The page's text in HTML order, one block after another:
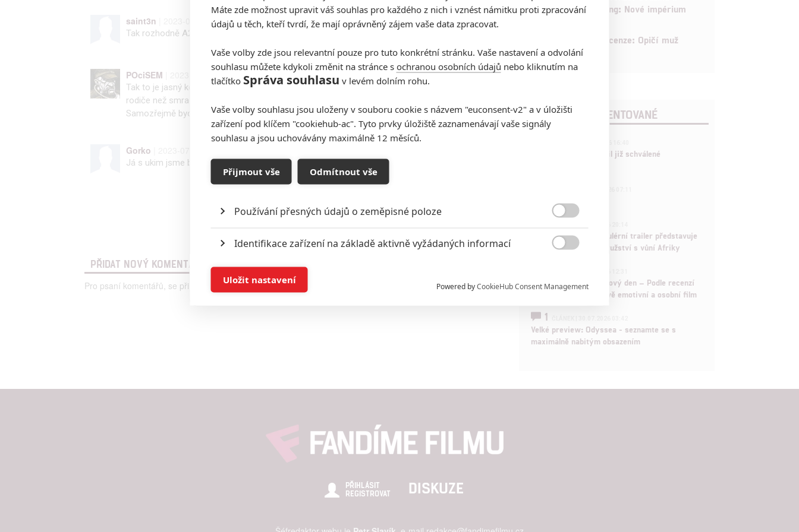
saint3n | 2023-07-03 02:50:40 | 0 0
Tak rozhodně A2 a FastX to top10 přibili..
POciSEM | 2023-07-03 01:46:00 | 0
Tak to je jasný když se za ty roky totálně změnil vkus. Dneska na Indyho slyší když už spíš
rodiče než smradi zblblí z comixů. Já byl v kině po 4 letech a filmík se mi hodně líbil.
Samozřejmě bych byl radši kdyby to bylo od Spielberga ale i tak za mě super.
Gorko
Já s ukim jsme byli přesvědčení že ten film propadne. A to se vyplnilo do puntíku.
PŘIDAT NOVÝ KOMENTÁŘ
Pro psaní komentářů, se přihlašte.
Kong: Nové impérium
8 Recenze: Opičí muž
POSLEDNÍ KOMENTOVANÉ
Marvel nečekaně zrušil již schválené
Děti krve a kostí: Regulérní trailer představuje
akční fantasy dobrodružství s vůní Afriky
Spider-Man: Zbrusu nový den – Podle recenzí
máme čekat překvapivě emotivní a osobní film
1
Velké preview: Odyssea - seznamte se s
maximálně nabitým obsazením
PŘIHLÁSIT
REGISTROVAT
DISKUZE
Máte zde možnost upravit váš souhlas pro každého z nich i vznést námitku proti zpracování
údajů u těch, kteří tvrdí, že mají oprávněný zájem vaše data zpracovat.
Vaše volby zde jsou relevantní pouze pro tuto konkrétní stránku. Vaše nastavení a odvolání
souhlasu můžete kdykoli změnit na stránce s ochranou osobních údajů nebo kliknutím na
tlačítko Správa souhlasu v levém dolním rohu.
Vaše volby souhlasu jsou uloženy v souboru cookie s názvem "euconsent-v2" a v úložišti
zařízení pod klíčem "cookiehub-ac". Tyto prvky úložiště zaznamenávají vaše signály
souhlasu a jsou uchovávány maximálně 12 měsíců.
Přijmout vše Odmítnout vše
Používání přesných údajů o zeměpisné poloze
Identifikace zařízení na základě aktivně vyžádaných informací
Ukládání a/nebo přístup k informacím v zařízení

Udělením souhlasu s účely a funkcemi zde uvedenými dáváte nám i našim partnerům
Powered byCookieHub Consent Management
Uložit nastavení